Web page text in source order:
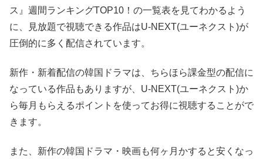
ス』週間ランキングTOP10！の一覧表を見てわかるよう
に、見放題で視聴できる作品はU-NEXT(ユーネクスト)が
圧倒的に多く配信されています。
新作・新着配信の韓国ドラマは、ちらほら課金型の配信に
なっている作品もありますが、U-NEXT(ユーネクスト)か
ら毎月もらえるポイントを使ってお得に視聴することがで
きます。
また、新作の韓国ドラマ・映画も何ヶ月かすると安くなっ